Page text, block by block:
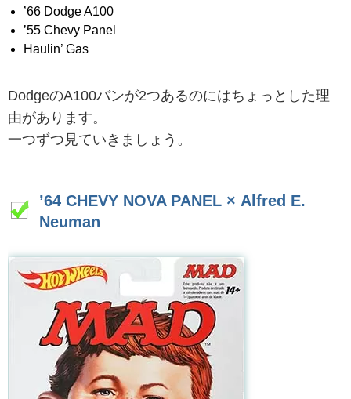
’66 Dodge A100
’55 Chevy Panel
Haulin’ Gas
DodgeのA100バンが2つあるのにはちょっとした理
由があります。
一つずつ見ていきましょう。
’64 CHEVY NOVA PANEL × Alfred E.
Neuman